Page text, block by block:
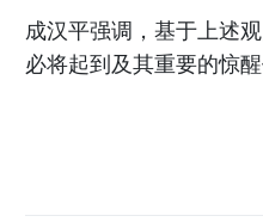
成汉平强调，基于上述
必将起到及其重要的惊醒